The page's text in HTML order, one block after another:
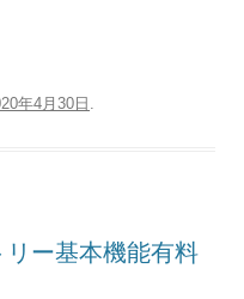
年4月30日 .
リー基本機能有料